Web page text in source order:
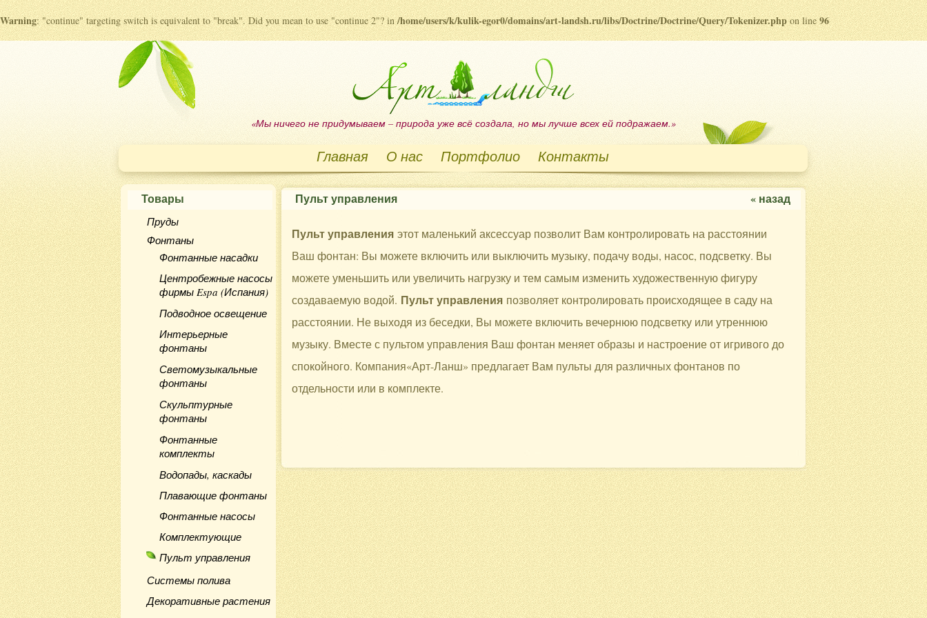
Warning: "continue" targeting switch is equivalent to "break". Did you mean to use "continue 2"? in/home/users/k/kulik-egor0/domains/art-landsh.ru/libs/Doctrine/Doctrine/Query/Tokenizer.phpon line96
«Мы ничего не придумываем – природа уже всё создала, но мы лучше всех ей подражаем.»
Главная О нас Портфолио Контакты
Товары
Пруды
Фонтаны
Фонтанные насадки
Центробежные насосы
фирмы Espa (Испания)
Подводное освещение
Интерьерные
фонтаны
Светомузыкальные
фонтаны
Скульптурные
фонтаны
Фонтанные
комплекты
Водопады, каскады
Плавающие фонтаны
Фонтанные насосы
Комплектующие
Пульт управления
Системы полива
Декоративные растения
« назад
Пульт управления
Пульт управления этот маленький аксессуар позволит Вам контролировать на расстоянии
Ваш фонтан: Вы можете включить или выключить музыку, подачу воды, насос, подсветку. Вы
можете уменьшить или увеличить нагрузку и тем самым изменить художественную фигуру
создаваемую водой. Пульт управления позволяет контролировать происходящее в саду на
расстоянии. Не выходя из беседки, Вы можете включить вечернюю подсветку или утреннюю
музыку. Вместе с пультом управления Ваш фонтан меняет образы и настроение от игривого до
спокойного. Компания«Арт-Ланш» предлагает Вам пульты для различных фонтанов по
отдельности или в комплекте.